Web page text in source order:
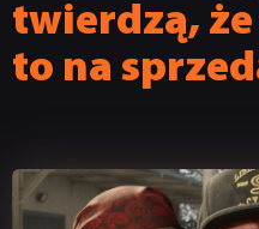
twierdzą,
to na